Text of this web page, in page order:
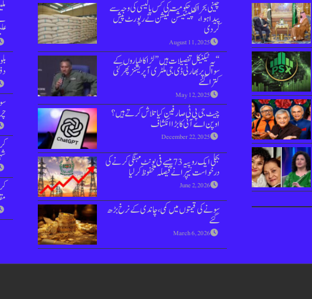
دفعہ
چینی بحران حکومت کی کس پالیسی کی وجہ سے
پیدا ہوا، کمپیٹیشن کمیشن نے رپورٹ پیش
کردی
August 11, 2025
“یہ ٹیکنیکل تفصیلات ہیں” لڑاکا طیاروں کے
سوال پر بھارتی ڈی جی ملٹری آپریشنز پھر کنی
کترا گئے
May 12, 2025
چیٹ جی پی ٹی صارفین کیا تلاش کرتے ہیں؟
اوپن اے آئی کا بڑا انکشاف
December 22, 2025
بجلی ایک روپیہ 73 پیسے فی یونٹ مہنگی کرنے کی
درخواست نیپرا نے فیصلہ محفوظ کر لیا
June 2, 2026
سونے کی قیمتوں میں کمی، چاندی کے نرخ بڑھ
گئے
March 6, 2026